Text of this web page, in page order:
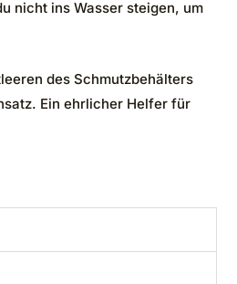
nicht ins Wasser steigen, um
des Schmutzbehälters
Ein ehrlicher Helfer für